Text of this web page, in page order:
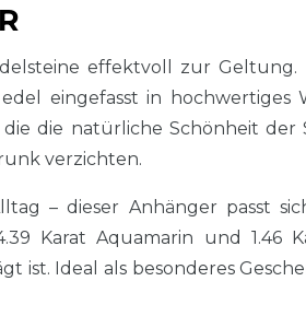
effektvoll zur
eingefasst in hochwertiges
die natürliche Schönheit der
verzichten.
– dieser Anhänger passt
Karat Aquamarin und 1.46
Ideal als besonderes